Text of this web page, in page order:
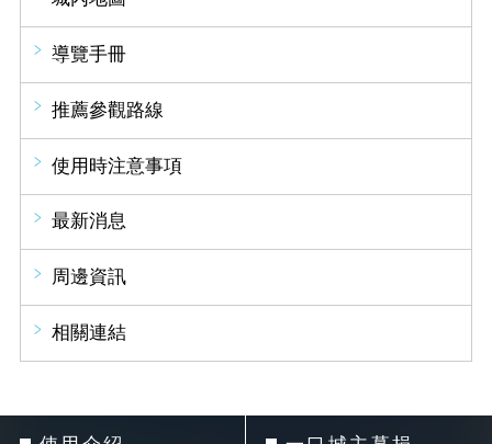
導覽手冊
推薦參觀路線
使用時注意事項
最新消息
周邊資訊
相關連結